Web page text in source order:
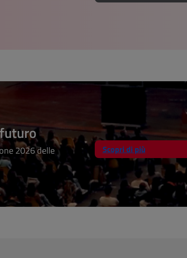
2026 delle
Scopri di più